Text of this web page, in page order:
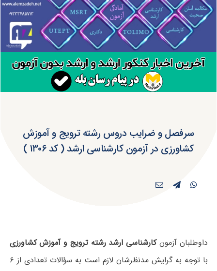
سرفصل و ضرایب دروس رشته ترویج و آموزش
کشاورزی در آزمون کارشناسی ارشد ( کد ۱۳۰۶ )
داوطلبان آزمونکارشناسی ارشد رشته ترویج و آموزش کشاورزی
با توجه به گرایش مدنظرشان لازم است به سؤالات تعدادی از ۶